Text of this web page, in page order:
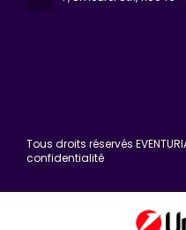
Tous droits réservés
confidentialité